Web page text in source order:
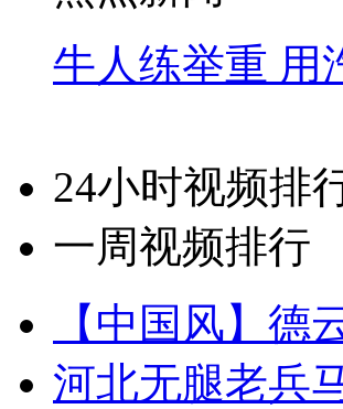
牛人练举重 用
24小时视频排
一周视频排行
【中国风】德
河北无腿老兵